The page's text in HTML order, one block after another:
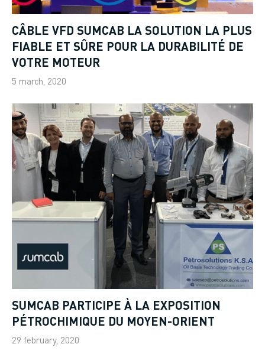
CÂBLE VFD SUMCAB LA SOLUTION LA PLUS
FIABLE ET SÛRE POUR LA DURABILITÉ DE
VOTRE MOTEUR
5 march, 2020
SUMCAB PARTICIPE À LA EXPOSITION
PÉTROCHIMIQUE DU MOYEN-ORIENT
29 february, 2020